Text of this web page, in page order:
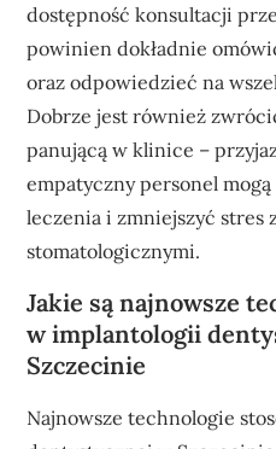
dostępność konsultacji
powinien dokładnie
oraz odpowiedzieć na
Dobrze jest również
panującą w klinice –
empatyczny personel
leczenia i zmniejszyć stres
stomatologicznymi.
Jakie są najnowsze
w implantologii
Szczecinie
Najnowsze technologie